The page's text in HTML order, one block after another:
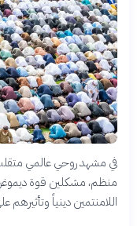
في مشهد روحي عالمي متقلب،
منظم، مشكلين قوة
اللامنتمين دينياً